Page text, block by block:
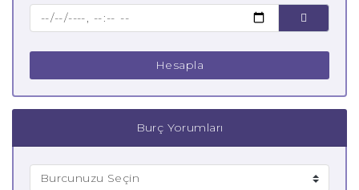
Hesapla
Burç Yorumları